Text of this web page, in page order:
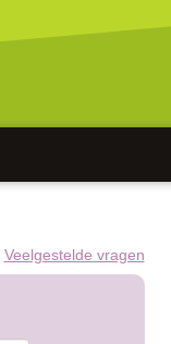
Veelgestelde vragen